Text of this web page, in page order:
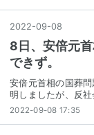
2022-09-08
8日、安倍元
できず。
安倍元首相の国葬
明しましたが、反
2022-09-08 17:35